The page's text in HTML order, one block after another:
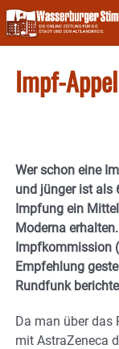
Skip
to
content
Impf-
Wer schon eine
und jünger ist als
Impfung ein
Moderna
Impfkommission
Empfehlung
Rundfunk
Da man über das
mit AstraZeneca